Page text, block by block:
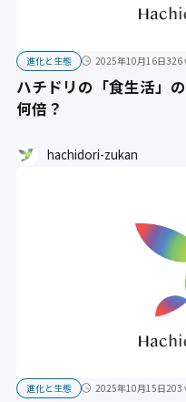
進化と生態 2025年10月16日326
ハチドリの「食生活」
何倍？
hachidori-zukan
進化と生態 2025年10月15日203